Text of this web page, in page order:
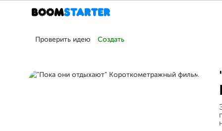
Проверить идею Создать